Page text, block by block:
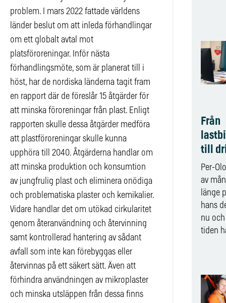
problem. I mars 2022 fattade världens
länder beslut om att inleda förhandlingar
om ett globalt avtal mot
platsföroreningar. Inför nästa
förhandlingsmöte, som är planerat till i
höst, har de nordiska länderna tagit fram
en rapport där de föreslår 15 åtgärder för
att minska föroreningar från plast. Enligt
rapporten skulle dessa åtgärder medföra
att plastföroreningar skulle kunna
upphöra till 2040. Åtgärderna handlar om
att minska produktion och konsumtion
av jungfrulig plast och eliminera onödiga
och problematiska plaster och kemikalier.
Vidare handlar det om utökad cirkularitet
genom återanvändning och återvinning
samt kontrollerad hantering av sådant
avfall som inte kan förebyggas eller
återvinnas på ett säkert sätt. Även att
förhindra användningen av mikroplaster
och minska utsläppen från dessa finns
Från
till
Per-
av
länge
hans
nu
tiden